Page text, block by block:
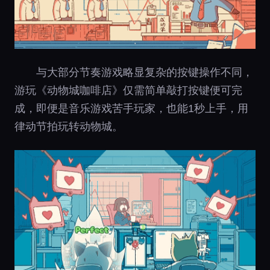
与大部分节奏游戏略显复杂的按键操作不同，
游玩《动物城咖啡店》仅需简单敲打按键便可完
成，即便是音乐游戏苦手玩家，也能1秒上手，用
律动节拍玩转动物城。